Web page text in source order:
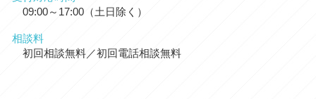
09:00～17:00（土日除く）
相談料
初回相談無料／初回電話相談無料